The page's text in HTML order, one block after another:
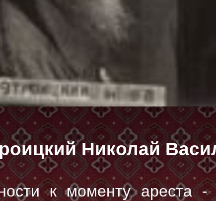
Николай
к моменту ареста -